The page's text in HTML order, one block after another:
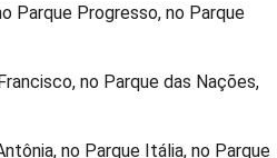
Parque Progresso, no Parque
no Parque das Nações,
no Parque Itália, no Parque